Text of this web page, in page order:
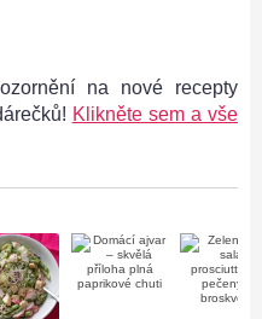
na nové recepty
Klikněte sem a vše